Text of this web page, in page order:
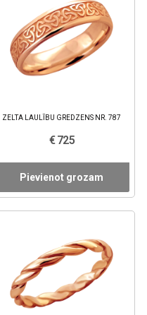
ZELTA LAULĪBU GREDZENS NR. 787
€ 725
Pievienot grozam